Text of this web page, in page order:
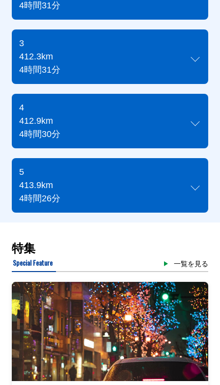
4時間31分
3
412.3km
4時間31分
4
412.9km
4時間30分
5
413.9km
4時間26分
特集
Special Feature 一覧を見る